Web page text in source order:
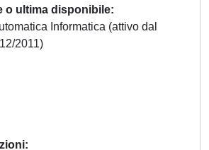
o ultima disponibile
Informatica (attivo dal
2011)